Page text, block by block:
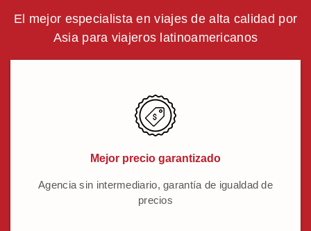
El mejor especialista en viajes de alta calidad por
Asia para viajeros latinoamericanos
Mejor precio garantizado
Agencia sin intermediario, garantía de igualdad de
precios